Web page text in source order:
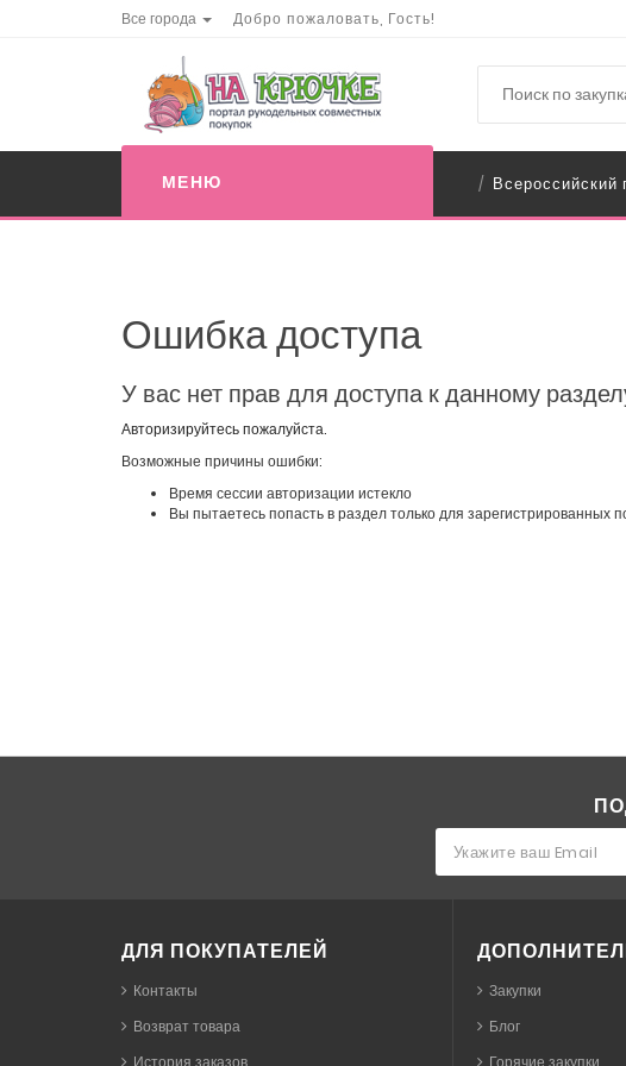
Все города Добро пожаловать, Гость!
МЕНЮ / Всероссийский
Ошибка доступа
У вас нет прав для доступа к данному
Авторизируйтесь пожалуйста.
Возможные причины ошибки:
Время сессии авторизации истекло
Вы пытаетесь попасть в раздел только для зарегистрированных
ДЛЯ ПОКУПАТЕЛЕЙ
Контакты
Возврат товара
История заказов
Закупки
Блог
Горячие закупки